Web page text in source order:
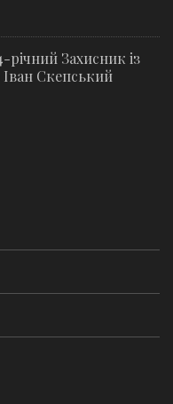
річний Захисник із
Скепський